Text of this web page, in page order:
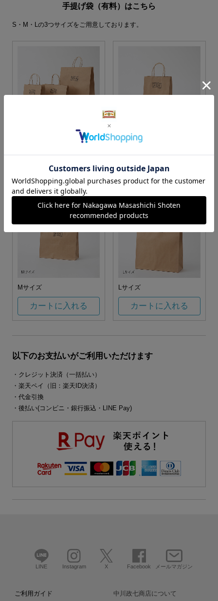
手提げ袋（有料）はこちら
S・M・Lの3つサイズをご用意しております。
S・M・Lサイズより当店に
カートに入れる
Sサイズ
カートに入れる
Mサイズ
カートに入れる
Lサイズ
カートに入れる
以下のお支払いがご利用いただけます
・クレジット決済（一括払い）
・楽天ペイ（旧：楽天ID決済）
・代金引換
・後払い(コンビニ・銀行振込・LINE Pay)
LINE Instagram X Facebook メールマガジン
ご利用ガイド 中川政七商店について